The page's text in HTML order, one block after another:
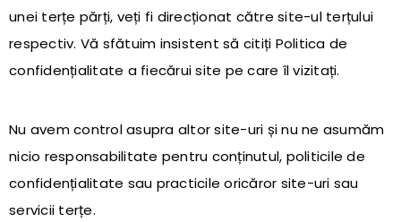
unei terțe părți, veți fi direcționat către site-ul terțului
respectiv. Vă sfătuim insistent să citiți Politica de
confidențialitate a fiecărui site pe care îl vizitați.
Nu avem control asupra altor site-uri și nu ne asumăm
nicio responsabilitate pentru conținutul, politicile de
confidențialitate sau practicile oricăror site-uri sau
servicii terțe.